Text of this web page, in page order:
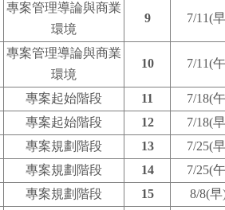
專案管理導論與商業
環境
9 7/11(
專案管理導論與商業
環境
10 7/11(
專案起始階段 11
7/18(
專案起始階段 12
7/18(
專案規劃階段 13
7/25(
專案規劃階段 14
7/25(
專案規劃階段 15
8/8(早